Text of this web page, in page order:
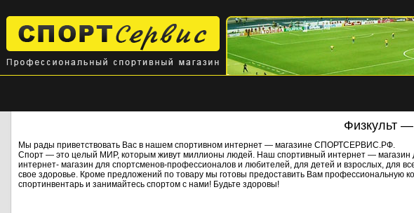
Физкульт
Мы рады приветствовать Вас в нашем спортивном интернет — магазине СПОРТСЕРВИС.РФ.
Спорт — это целый МИР, которым живут миллионы людей. Наш спортивный интернет — магазин
интернет- магазин для спортсменов-профессионалов и любителей, для детей и взрослых, для
свое здоровье. Кроме предложений по товару мы готовы предоставить Вам профессиональную
спортинвентарь и занимайтесь спортом с нами! Будьте здоровы!